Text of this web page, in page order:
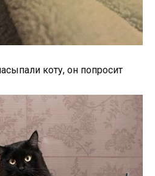
коту, он попросит